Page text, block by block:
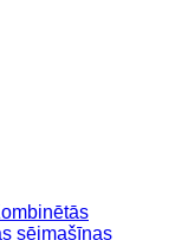
sējmašīnas